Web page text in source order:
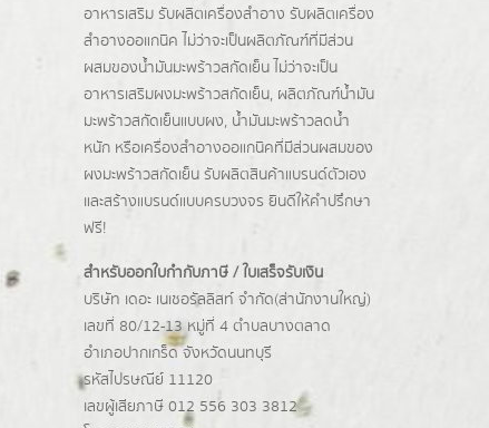
อาหารเสริม รับผลิตเครื่องสำอาง รับผลิตเครื่อง
สำอางออแกนิค ไม่ว่าจะเป็นผลิตภัณฑ์ที่มีส่วน
ผสมของน้ำมันมะพร้าวสกัดเย็น ไม่ว่าจะเป็น
อาหารเสริมผงมะพร้าวสกัดเย็น, ผลิตภัณฑ์น้ำมัน
มะพร้าวสกัดเย็นแบบผง, น้ำมันมะพร้าวลดน้ำ
หนักหรือเครื่องสำอางออแกนิคที่มีส่วนผสมของ
ผงมะพร้าวสกัดเย็น รับผลิตสินค้าแบรนด์ตัวเอง
และสร้างแบรนด์แบบครบวงจร ยินดีให้คำปรึกษา
ฟรี!
สำหรับออกใบกำกับภาษี / ใบเสร็จรับเงิน
บริษัท เดอะ เนเชอรัลลิสท์ จำกัด(ส่านักงานใหญ่)
เลขที่ 80/12-13 หมู่ที่ 4 ตำบลบางตลาด
อำเภอปากเกร็ดจังหวัดนนทบุรี
รหัสไปรษณีย์ 11120
เลขผู้เสียภาษี 012 556 303 3812